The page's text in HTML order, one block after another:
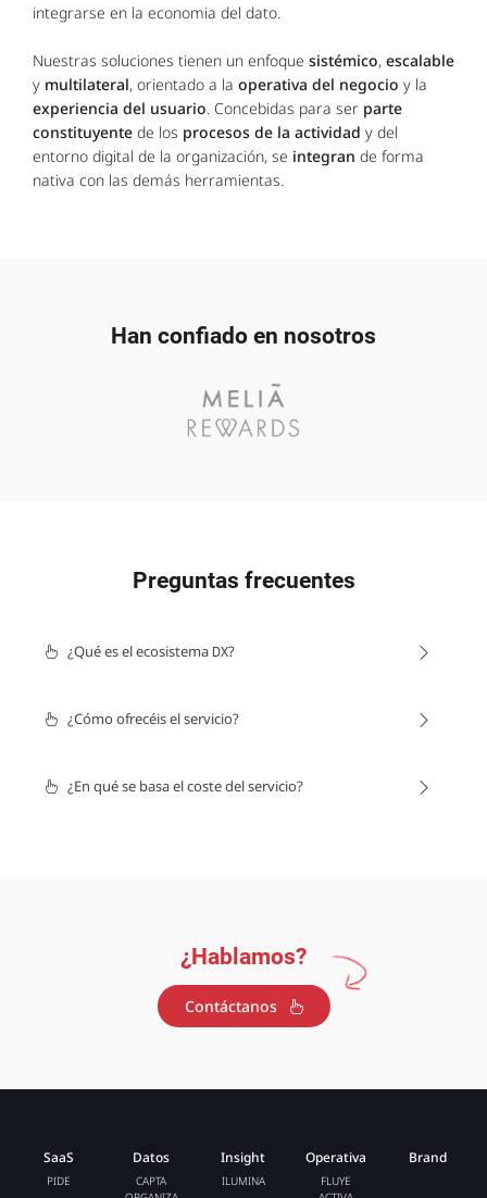
integrarse en la economia del dato.
Nuestras soluciones tienen un enfoque sistémico, escalable
y multilateral, orientado a la operativa del negocio y la
experiencia del usuario. Concebidas para ser parte
constituyente de los procesos de la actividad y del
entorno digital de la organización, se integran de forma
nativa con las demás herramientas.
Han confiado en nosotros
Preguntas frecuentes
¿Qué es el ecosistema DX?
¿Cómo ofrecéis el servicio?
¿En qué se basa el coste del servicio?
¿Hablamos?
Contáctanos
SaaS
PIDE
Datos
CAPTA
Insight
ILUMINA
Operativa
FLUYE
Brand